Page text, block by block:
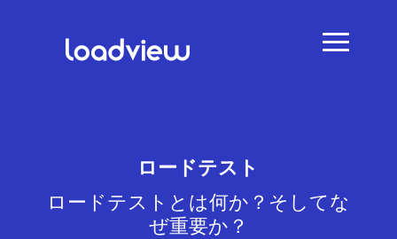
ロードテスト
ロードテストとは何か？そしてな
ぜ重要か？